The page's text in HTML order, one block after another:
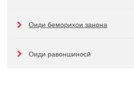
Оиди бемориҳои занона
Оиди равоншиносӣ